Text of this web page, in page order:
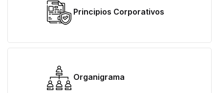
Principios Corporativos
Organigrama